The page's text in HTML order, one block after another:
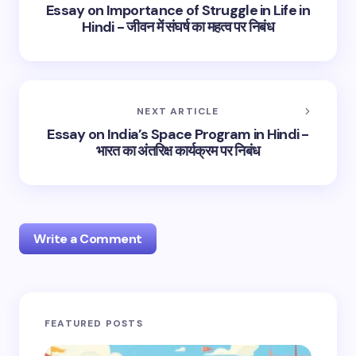
Essay on Importance of Struggle in Life in
Hindi - जीवन में संघर्ष का महत्व पर निबंध
NEXT ARTICLE
Essay on India’s Space Program in Hindi -
भारत का अंतरिक्ष कार्यक्रम पर निबंध
Write a Comment
Your email address will not be published.
FEATURED POSTS